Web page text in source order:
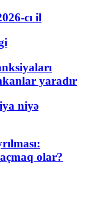
cı il
yaradır
niyə
olar?